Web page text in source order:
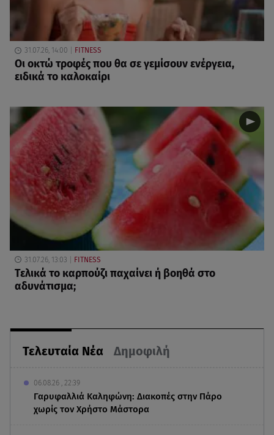
Τελευταία Νέα Δημοφιλή
06.08.26 , 22:39
Γαρυφαλλιά Καληφώνη: Διακοπές στην Πάρο
χωρίς τον Χρήστο Μάστορα
31.07.26, 14:00 FITNESS
Oι οκτώ τροφές που θα σε γεμίσουν ενέργεια,
ειδικά το καλοκαίρι
31.07.26, 13:03 FITNESS
Τελικά το καρπούζι παχαίνει ή βοηθά στο
αδυνάτισμα;